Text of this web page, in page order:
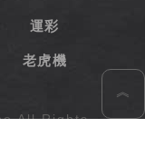
運彩
老虎機
All Rights
︽